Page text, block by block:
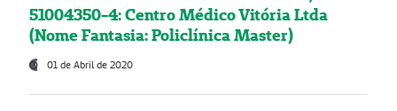
51004350-4: Centro Médico Vitória Ltda
(Nome Fantasia: Policlínica Master)
01 de Abril de 2020